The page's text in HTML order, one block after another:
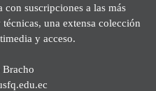
suscripciones a las más
una extensa colección
y acceso.